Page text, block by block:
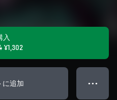
入
¥1,302
に追加 ● ● ●